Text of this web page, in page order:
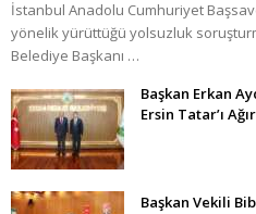
İstanbul Anadolu Cumhuriyet
yönelik yürüttüğü yolsuzluk
Belediye Başkanı …
Başkan Erkan
Ersin Tatar’ı
Başkan Vekili